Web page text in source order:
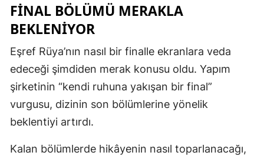
FINAL BÖLÜMÜ MERAKLA
BEKLENIYOR
Eşref Rüya’nın nasıl bir finalle ekranlara veda
edeceği şimdiden merak konusu oldu. Yapım
şirketinin “kendi ruhuna yakışan bir final”
vurgusu, dizinin son bölümlerine yönelik
beklentiyi artırdı.
Kalan bölümlerde hikâyenin nasıl toparlanacağı,